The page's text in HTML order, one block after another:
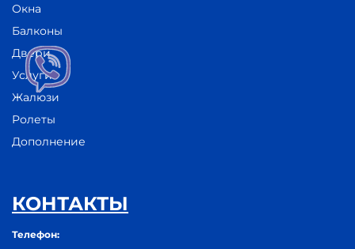
Окна
Балконы
Двери
Услуги
Жалюзи
Ролеты
Дополнение
КОНТАКТЫ
Телефон: